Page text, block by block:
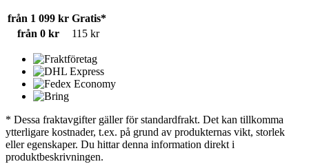
från 1 099 kr Gratis*
från 0 kr
115 kr
* Dessa fraktavgifter gäller för standardfrakt. Det kan tillkomma
ytterligare kostnader, t.ex. på grund av produkternas vikt, storlek
eller egenskaper. Du hittar denna information direkt i
produktbeskrivningen.